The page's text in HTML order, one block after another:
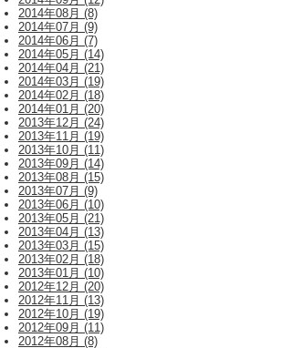
2014年08月 (8)
2014年07月 (9)
2014年06月 (7)
2014年05月 (14)
2014年04月 (21)
2014年03月 (19)
2014年02月 (18)
2014年01月 (20)
2013年12月 (24)
2013年11月 (19)
2013年10月 (11)
2013年09月 (14)
2013年08月 (15)
2013年07月 (9)
2013年06月 (10)
2013年05月 (21)
2013年04月 (13)
2013年03月 (15)
2013年02月 (18)
2013年01月 (10)
2012年12月 (20)
2012年11月 (13)
2012年10月 (19)
2012年09月 (11)
2012年08月 (8)